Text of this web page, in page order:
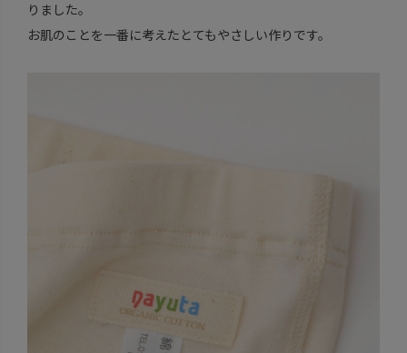
りました。
お肌のことを一番に考えたとてもやさしい作りです。